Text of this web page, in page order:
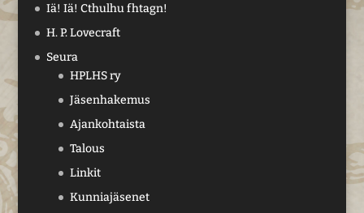
Iä! Iä! Cthulhu fhtagn!
H. P. Lovecraft
Seura
HPLHS ry
Jäsenhakemus
Ajankohtaista
Talous
Linkit
Kunniajäsenet